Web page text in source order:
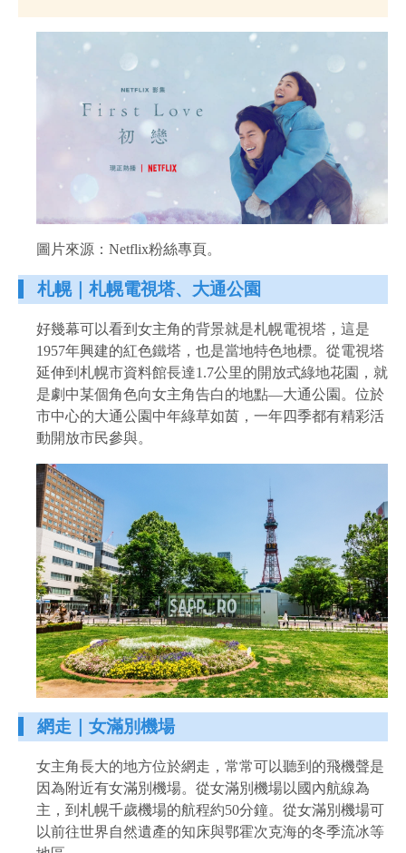
圖片來源：Netflix粉絲專頁。
札幌｜札幌電視塔、大通公園
好幾幕可以看到女主角的背景就是札幌電視塔，這是
1957年興建的紅色鐵塔，也是當地特色地標。從電視塔
延伸到札幌市資料館長達1.7公里的開放式綠地花園，就
是劇中某個角色向女主角告白的地點—大通公園。位於
市中心的大通公園中年綠草如茵，一年四季都有精彩活
動開放市民參與。
網走｜女滿別機場
女主角長大的地方位於網走，常常可以聽到的飛機聲是
因為附近有女滿別機場。從女滿別機場以國內航線為
主，到札幌千歲機場的航程約50分鐘。從女滿別機場可
以前往世界自然遺產的知床與鄂霍次克海的冬季流冰等